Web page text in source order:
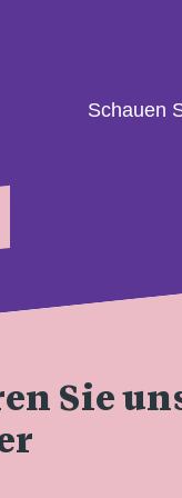
Schauen
Sie